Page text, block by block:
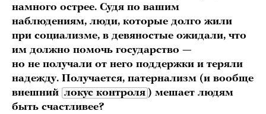
намного острее. Судя по вашим
наблюдениям, люди, которые долго жили
при социализме, в девяностые ожидали, что
им должно помочь государство —
но не получали от него поддержки и теряли
надежду. Получается, патернализм (и вообще
внешний локус контроля ) мешает людям
быть счастливее?